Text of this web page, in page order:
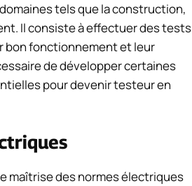
tels que la construction,
Il consiste à effectuer des tests
bon fonctionnement et leur
de développer certaines
pour devenir testeur en
maîtrise des normes électriques